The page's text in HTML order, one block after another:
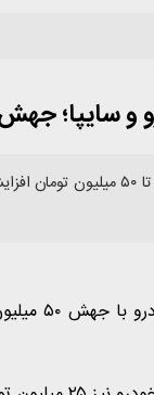
میلیونی در یک